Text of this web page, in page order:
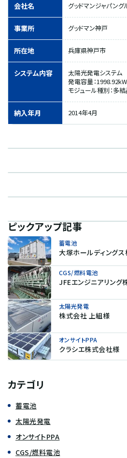
会社名 グッドマンジャパング
事業所 グッドマン神戸
所在地 兵庫県神戸市
システム内容
太陽光発電システム
発電容量：
モジュール種別：多
納入年月 2014年4月
ピックアップ記事
蓄電池
大塚ホールディング
CGS/燃料電池
JFEエンジニアリング
太陽光発電
株式会社 上組様
オンサイトPPA
クラシエ株式会社様
カテゴリ
蓄電池
太陽光発電
オンサイトPPA
CGS/燃料電池